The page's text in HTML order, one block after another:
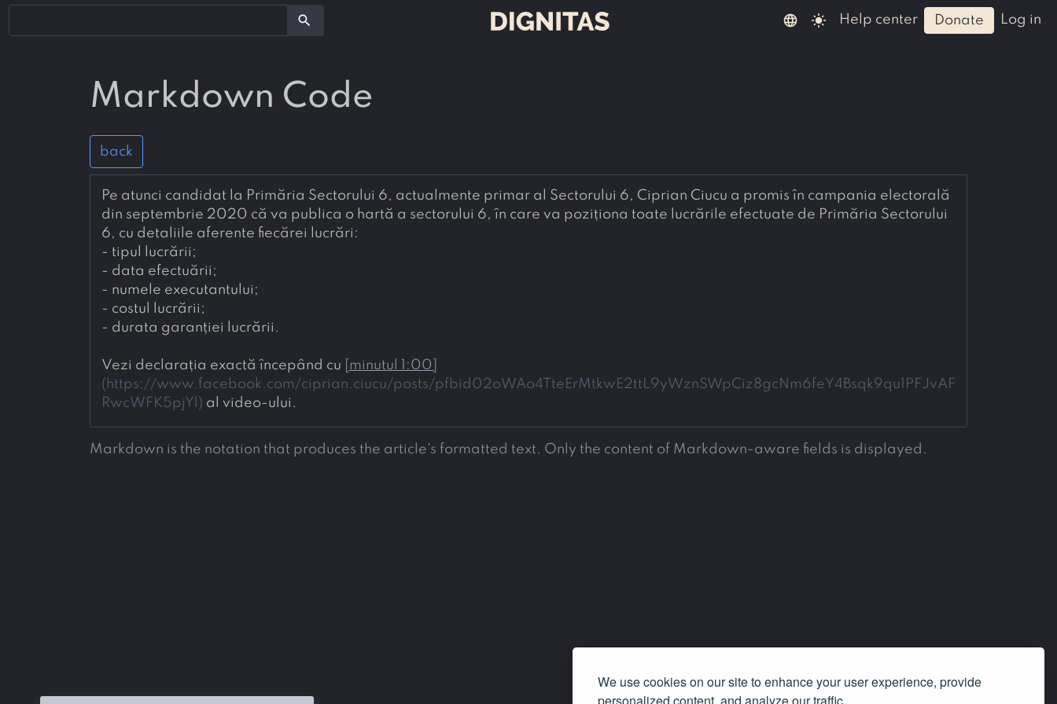
We use cookies on our site to enhance your user experience, provide
search language light_mode help center donate log in
Markdown Code
back
Pe atunci candidat la Primăria Sectorului 6, actualmente primar al Sectorului 6, Ciprian Ciucu a promis în campania electorală
din septembrie 2020 că va publica o hartă a sectorului 6, în care va poziționa toate lucrările efectuate de Primăria Sectorului
6, cu detaliile aferente fiecărei lucrări:
- tipul lucrării;
- data efectuării;
- numele executantului;
- costul lucrării;
- durata garanției lucrării.
Vezi declarația exactă începând cu minutul 1:00
( https://www.facebook.com/ciprian.ciucu/posts/pfbid02oWAo4TteErMtkwE2ttL9yWznSWpCiz8gcNm6feY4Bsqk9qu1PFJvAF
RwcWFK5pjYl ) al video-ului.
Markdown is the notation that produces the article's formatted text. Only the content of Markdown-aware fields is displayed.